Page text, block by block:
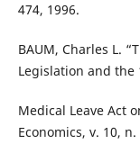
474, 1996.
BAUM, Charles L.
Legislation and the
Medical Leave Act
Economics, v. 10,